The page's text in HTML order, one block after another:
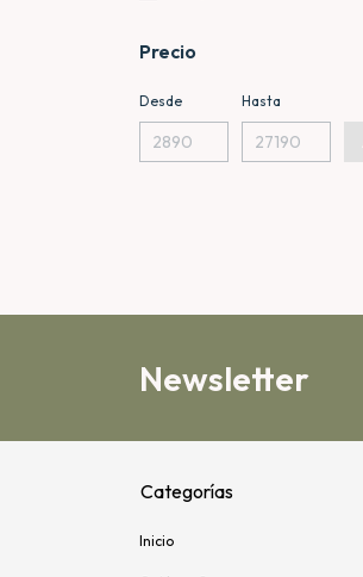
Precio
Desde Hasta
Newsletter
Categorías
Inicio